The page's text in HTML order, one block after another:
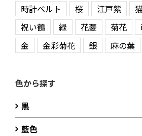
時計ベルト
桜 江戸紫
祝い鶴
緑 花菱 菊花
金
金彩菊花 銀 麻の葉
色から探す
黒
藍色